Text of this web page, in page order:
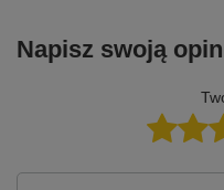
Napisz swoją